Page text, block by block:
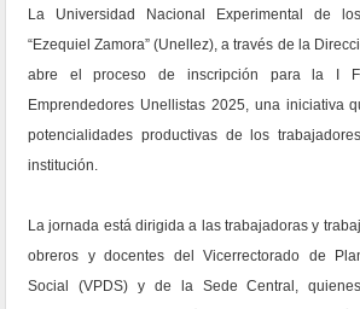
La Universidad Nacional Experimental de
“Ezequiel Zamora” (Unellez), a través de la
abre el proceso de inscripción para la I
Emprendedores Unellistas 2025, una iniciativa
potencialidades productivas de los
institución.
La jornada está dirigida a las trabajadoras y
obreros y docentes del Vicerrectorado de
Social (VPDS) y de la Sede Central,